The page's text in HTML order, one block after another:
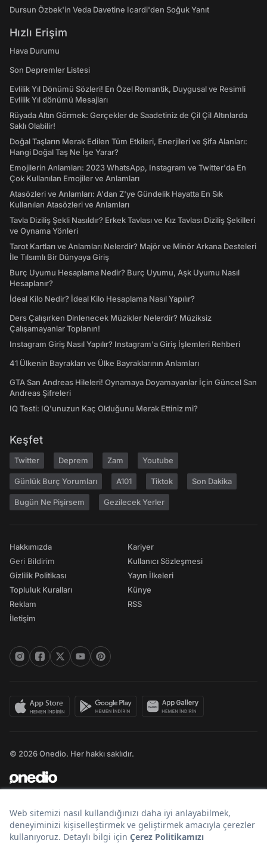
Dursun Özbek'in Veda Davetine Icardi'den Soğuk Yanıt
Hızlı Erişim
Hava Durumu
Son Depremler Listesi
Evlilik Yıl Dönümü Sözleri! En Özel Romantik, Duygusal ve Resimli
Evlilik Yıl dönümü Mesajları
Rüyada Altın Görmek: Gerçekler de Saadetiniz de Çil Çil Altınlarda
Saklı Olabilir!
Doğal Taşların Merak Edilen Tüm Etkileri, Enerjileri ve Şifa Alanları:
Hangi Doğal Taş Ne İşe Yarar?
Emojilerin Anlamları: 2023 WhatsApp, Instagram ve Twitter'da En
Çok Kullanılan Emojiler ve Anlamları
Atasözleri ve Anlamları: A'dan Z'ye Gündelik Hayatta En Sık
Kullanılan Atasözleri ve Anlamları
Tavla Diziliş Şekli Nasıldır? Erkek Tavlası ve Kız Tavlası Diziliş Şekilleri
ve Oynama Yönleri
Tarot Kartları ve Anlamları Nelerdir? Majör ve Minör Arkana Desteleri
İle Tılsımlı Bir Dünyaya Giriş
Burç Uyumu Hesaplama Nedir? Burç Uyumu, Aşk Uyumu Nasıl
Hesaplanır?
İdeal Kilo Nedir? İdeal Kilo Hesaplama Nasıl Yapılır?
Ders Çalışırken Dinlenecek Müzikler Nelerdir? Müziksiz
Çalışamayanlar Toplanın!
Instagram Giriş Nasıl Yapılır? Instagram'a Giriş İşlemleri Rehberi
41 Ülkenin Bayrakları ve Ülke Bayraklarının Anlamları
GTA San Andreas Hileleri! Oynamaya Doyamayanlar İçin Güncel San
Andreas Şifreleri
IQ Testi: IQ'unuzun Kaç Olduğunu Merak Ettiniz mi?
Keşfet
Twitter Deprem Zam Youtube
Günlük Burç Yorumları A101 Tiktok Son Dakika
Bugün Ne Pişirsem Gezilecek Yerler
Hakkımızda
Geri Bildirim
Gizlilik Politikası
Topluluk Kuralları
Reklam
İletişim
Kariyer
Kullanıcı Sözleşmesi
Yayın İlkeleri
Künye
RSS
© 2026 Onedio. Her hakkı saklıdır.
Bir markasıdır.